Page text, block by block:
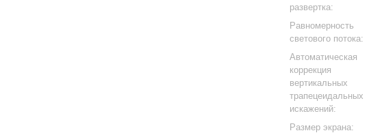
развертка:
Равномерность
светового потока:
Автоматическая
коррекция
вертикальных
трапецеидальных
искажений:
Размер экрана: